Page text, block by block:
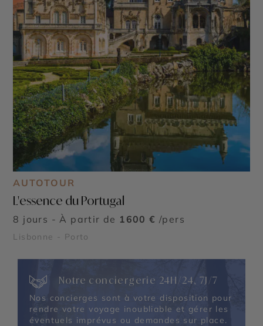
AUTOTOUR
L'essence du Portugal
8 jours - À partir de 1600 € /pers
Lisbonne - Porto
Notre conciergerie 24H/24, 7J/7
Nos concierges sont à votre disposition pour
rendre votre voyage inoubliable et gérer les
éventuels imprévus ou demandes sur place.